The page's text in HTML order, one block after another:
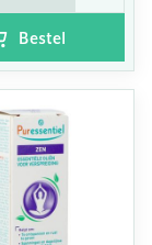
Bestel